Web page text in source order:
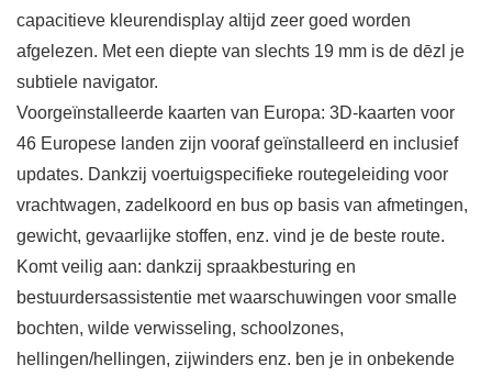
capacitieve kleurendisplay altijd zeer goed worden
afgelezen. Met een diepte van slechts 19 mm is de dēzl je
subtiele navigator.
Voorgeïnstalleerde kaarten van Europa: 3D-kaarten voor
46 Europese landen zijn vooraf geïnstalleerd en inclusief
updates. Dankzij voertuigspecifieke routegeleiding voor
vrachtwagen, zadelkoord en bus op basis van afmetingen,
gewicht, gevaarlijke stoffen, enz. vind je de beste route.
Komt veilig aan: dankzij spraakbesturing en
bestuurdersassistentie met waarschuwingen voor smalle
bochten, wilde verwisseling, schoolzones,
hellingen/hellingen, zijwinders enz. ben je in onbekende